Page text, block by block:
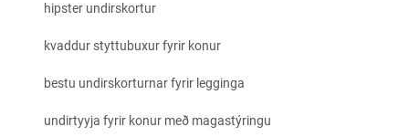
hipster undirskortur
kvaddur styttubuxur fyrir konur
bestu undirskorturnar fyrir legginga
undirtyyja fyrir konur með magastýringu